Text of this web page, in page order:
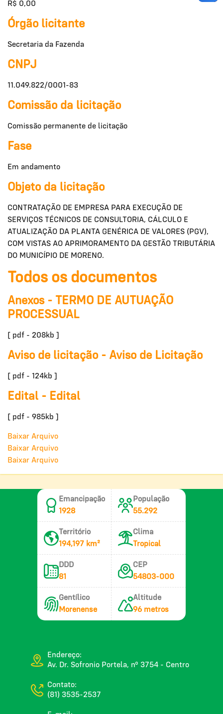
R$ 0,00
Órgão licitante
Secretaria da Fazenda
CNPJ
11.049.822/0001-83
Comissão da licitação
Comissão permanente de licitação
Fase
Em andamento
Objeto da licitação
CONTRATAÇÃO DE EMPRESA PARA EXECUÇÃO DE
SERVIÇOS TÉCNICOS DE CONSULTORIA, CÁLCULO E
ATUALIZAÇÃO DA PLANTA GENÉRICA DE VALORES (PGV),
COM VISTAS AO APRIMORAMENTO DA GESTÃO TRIBUTÁRIA
DO MUNICÍPIO DE MORENO.
Todos os documentos
Anexos - TERMO DE AUTUAÇÃO
PROCESSUAL
[ pdf - 208kb ]
Aviso de licitação - Aviso de Licitação
[ pdf - 124kb ]
Edital - Edital
[ pdf - 985kb ]
Baixar Arquivo
Baixar Arquivo
Baixar Arquivo
Emancipação
1928
População
55.292
Território
194,197 km²
Clima
Tropical
DDD
81
CEP
54803-000
Gentílico
Morenense
Altitude
96 metros
Endereço:
Av. Dr. Sofronio Portela, nº 3754 - Centro
Contato:
(81) 3535-2537